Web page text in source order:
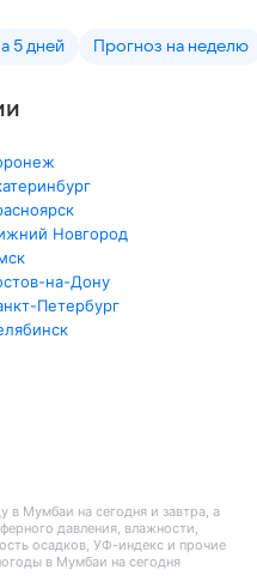
5 дней Прогноз на неделю
Новгород
на-Дону
Петербург
в Мумбаи на сегодня и завтра, а
давления, влажности,
осадков, УФ-индекс и прочие
в Мумбаи на сегодня